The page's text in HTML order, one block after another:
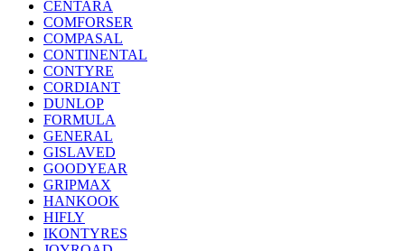
CENTARA
COMFORSER
COMPASAL
CONTINENTAL
CONTYRE
CORDIANT
DUNLOP
FORMULA
GENERAL
GISLAVED
GOODYEAR
GRIPMAX
HANKOOK
HIFLY
IKONTYRES